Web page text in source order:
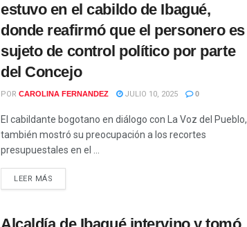
estuvo en el cabildo de Ibagué,
donde reafirmó que el personero es
sujeto de control político por parte
del Concejo
POR CAROLINA FERNANDEZ JULIO 10, 2025 0
El cabildante bogotano en diálogo con La Voz del Pueblo,
también mostró su preocupación a los recortes
presupuestales en el ...
LEER MÁS